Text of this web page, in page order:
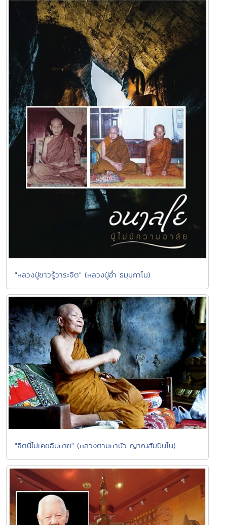
"หลวงปู่ขาวรู้วาระจิต" (หลวงปู่อ่ำ ธมฺมกาโม)
"จิตนี้ไม่เคยฉิบหาย" (หลวงตามหาบัว ญาณสัมปันโน)